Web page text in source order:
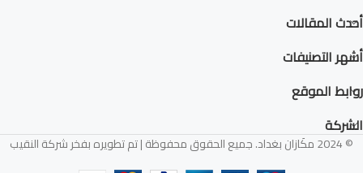
أحدث المقالات
أشهر التصنيفات
روابط الموقع
الشركة
© 2024 مكَازان بغداد. جميع الحقوق محفوظة | تم تطويره بفخر شركة النقيب